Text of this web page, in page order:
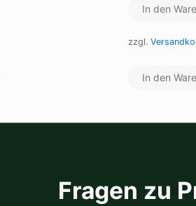
In den
zzgl.
In den
Fragen zu